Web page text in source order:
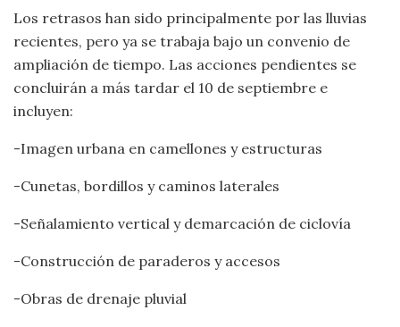
Los retrasos han sido principalmente por las lluvias
recientes, pero ya se trabaja bajo un convenio de
ampliación de tiempo. Las acciones pendientes se
concluirán a más tardar el 10 de septiembre e
incluyen:
-Imagen urbana en camellones y estructuras
-Cunetas, bordillos y caminos laterales
-Señalamiento vertical y demarcación de ciclovía
-Construcción de paraderos y accesos
-Obras de drenaje pluvial